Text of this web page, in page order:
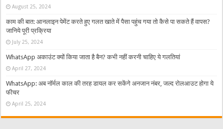
August 25, 2024
काम की बात: आनलाइन पेमेंट करते हुए गलत खाते में पैसा पहुंच गया तो कैसे पा सकते हैं वापस?
जानिये पूरी प्रक्रिया
July 25, 2024
WhatsApp अकाउंट क्यों किया जाता है बैन? कभी नहीं करनी चाहिए ये गलतियां
April 27, 2024
WhatsApp: अब नॉर्मल काल की तरह डायल कर सकेंगे अनजान नंबर, जल्द रोलआउट होगा ये
फीचर
April 25, 2024